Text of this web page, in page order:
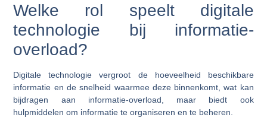
Welke rol speelt digitale
technologie bij informatie-
overload?
Digitale technologie vergroot de hoeveelheid beschikbare
informatie en de snelheid waarmee deze binnenkomt, wat kan
bijdragen aan informatie-overload, maar biedt ook
hulpmiddelen om informatie te organiseren en te beheren.